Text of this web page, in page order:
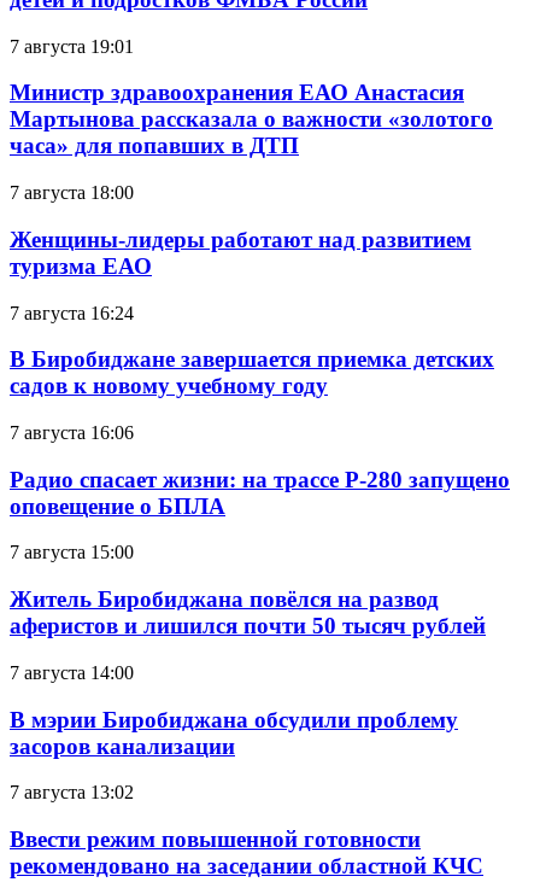
7 августа 19:01
Министр здравоохранения ЕАО Анастасия
Мартынова рассказала о важности «золотого
часа» для попавших в ДТП
7 августа 18:00
Женщины-лидеры работают над развитием
туризма ЕАО
7 августа 16:24
В Биробиджане завершается приемка детских
садов к новому учебному году
7 августа 16:06
Радио спасает жизни: на трассе Р-280 запущено
оповещение о БПЛА
7 августа 15:00
Житель Биробиджана повёлся на развод
аферистов и лишился почти 50 тысяч рублей
7 августа 14:00
В мэрии Биробиджана обсудили проблему
засоров канализации
7 августа 13:02
Ввести режим повышенной готовности
рекомендовано на заседании областной КЧС